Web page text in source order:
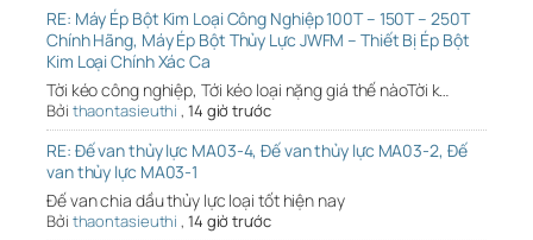
RE: Máy Ép Bột Kim Loại Công Nghiệp 100T – 150T – 250T
Chính Hãng, Máy Ép Bột Thủy Lực JWFM – Thiết Bị Ép Bột
Kim Loại Chính Xác Ca
Tời kéo công nghiệp, Tới kéo loại nặng giá thế nàoTời k…
Bởi thaontasieuthi , 14 giờ trước
RE: Đế van thủy lực MA03-4, Đế van thủy lực MA03-2, Đế
van thủy lực MA03-1
Đế van chia dầu thủy lực loại tốt hiện nay
Bởi thaontasieuthi , 14 giờ trước